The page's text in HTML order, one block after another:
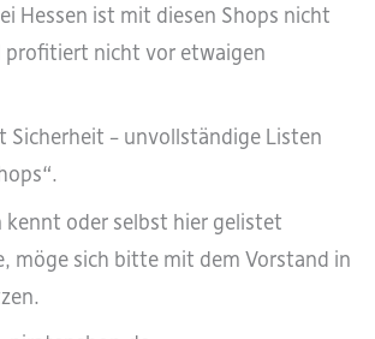
Hessen ist mit diesen Shops nicht
profitiert nicht vor etwaigen
Sicherheit – unvollständige Listen
kennt oder selbst hier gelistet
möge sich bitte mit dem Vorstand in